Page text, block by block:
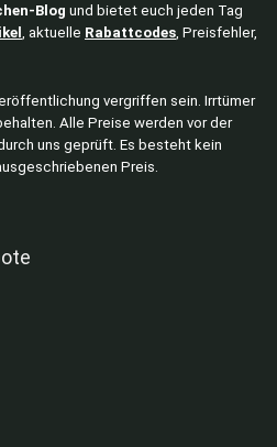
Blog und bietet euch jeden Tag
, aktuelle Rabattcodes, Preisfehler,
vergriffen sein. Irrtümer
Alle Preise werden vor der
uns geprüft. Es besteht kein
Preis.